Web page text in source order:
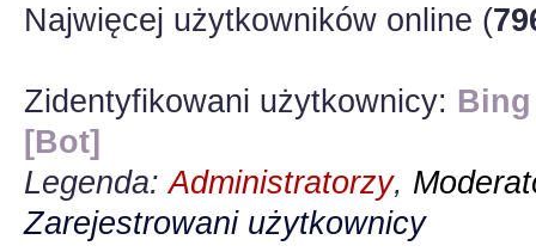
Najwięcej użytkowników online (
Zidentyfikowani użytkownicy:
[Bot]
Legenda:Administratorzy,
Zarejestrowani użytkownicy